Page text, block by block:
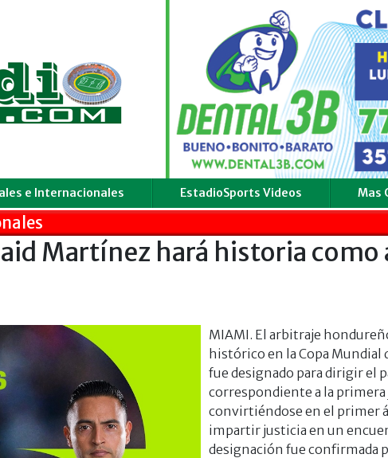
e Internacionales EstadioSports Videos Mas
Martínez hará historia como
MIAMI. El arbitraje
histórico en la Copa Mundial
fue designado para dirigir el
correspondiente a la primera
convirtiéndose en el primer
impartir justicia en un
designación fue confirmada